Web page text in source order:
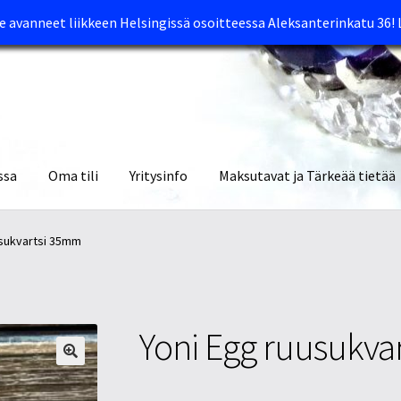
avanneet liikkeen Helsingissä osoitteessa Aleksanterinkatu 36!
Oma tili Yritysinfo Maksutavat ja Tärkeää tietää
Oma tili
35mm
Yoni Egg